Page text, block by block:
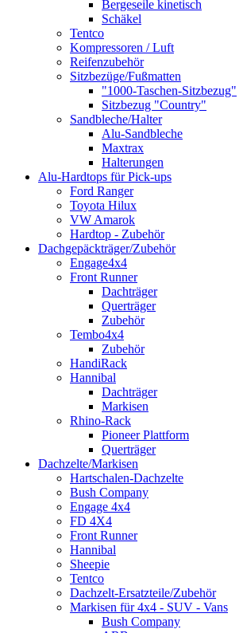
Bergeseile kinetisch
Schäkel
Tentco
Kompressoren / Luft
Reifenzubehör
Sitzbezüge/Fußmatten
"1000-Taschen-Sitzbezug"
Sitzbezug "Country"
Sandbleche/Halter
Alu-Sandbleche
Maxtrax
Halterungen
Alu-Hardtops für Pick-ups
Ford Ranger
Toyota Hilux
VW Amarok
Hardtop - Zubehör
Dachgepäckträger/Zubehör
Engage4x4
Front Runner
Dachträger
Querträger
Zubehör
Tembo4x4
Zubehör
HandiRack
Hannibal
Dachträger
Markisen
Rhino-Rack
Pioneer Plattform
Querträger
Dachzelte/Markisen
Hartschalen-Dachzelte
Bush Company
Engage 4x4
FD 4X4
Front Runner
Hannibal
Sheepie
Tentco
Dachzelt-Ersatzteile/Zubehör
Markisen für 4x4 - SUV - Vans
Bush Company